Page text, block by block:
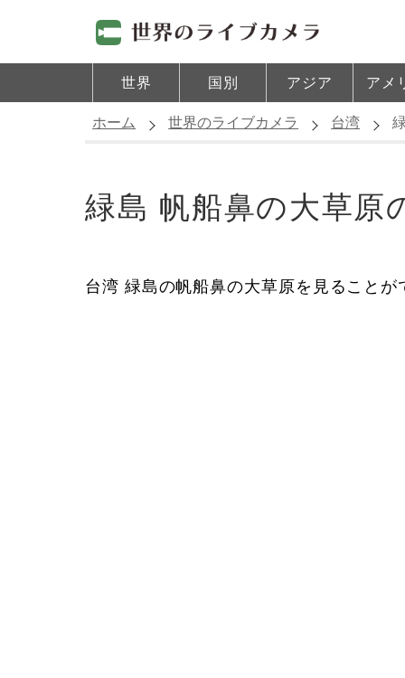
世界 国別 アジア アメ
ホーム 世界のライブカメラ 台湾
緑島 帆船鼻の大草原
台湾 緑島の帆船鼻の大草原を見ること